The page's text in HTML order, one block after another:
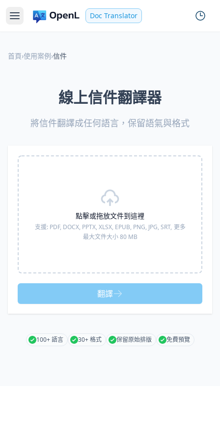
Doc Translator
首頁›使用案例›信件
線上信件翻譯器
將信件翻譯成任何語言，保留語氣與格式
點擊或拖放文件到這裡
支援: PDF, DOCX, PPTX, XLSX, EPUB, PNG, JPG, SRT, 更多
最大文件大小 80 MB
翻譯
100+ 語言 30+ 格式 保留原始排版 免費預覽